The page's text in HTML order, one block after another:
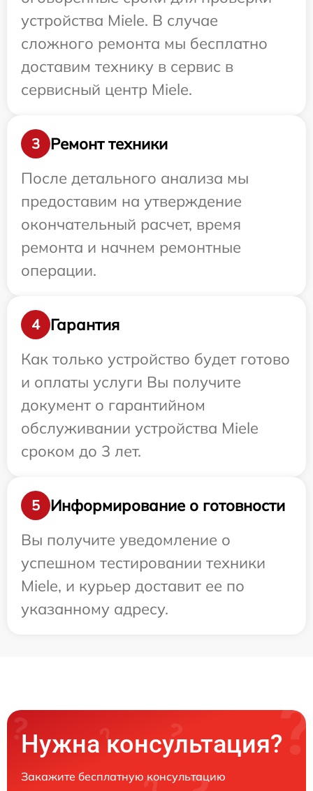
устройства Miele. В случае
сложного ремонта мы бесплатно
доставим технику в сервис в
сервисный центр Miele.
3
Ремонт техники
После детального анализа мы
предоставим на утверждение
окончательный расчет, время
ремонта и начнем ремонтные
операции.
4
Гарантия
Как только устройство будет готово
и оплаты услуги Вы получите
документ о гарантийном
обслуживании устройства Miele
сроком до 3 лет.
5
Информирование о готовности
Вы получите уведомление о
успешном тестировании техники
Miele, и курьер доставит ее по
указанному адресу.
Нужна консультация?
Закажите бесплатную консультацию